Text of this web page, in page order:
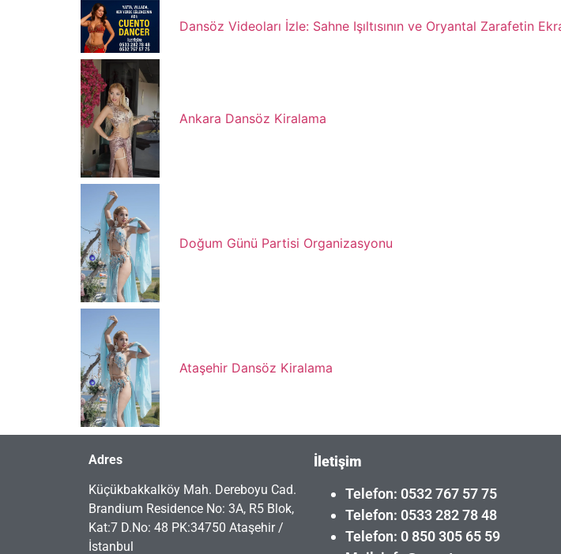
Dansöz Videoları İzle: Sahne Işıltısının ve Oryantal Zarafetin
Ankara Dansöz Kiralama
Doğum Günü Partisi Organizasyonu
Ataşehir Dansöz Kiralama
Adres
Küçükbakkalköy Mah. Dereboyu Cad.
Brandium Residence No: 3A, R5 Blok,
Kat:7 D.No: 48 PK:34750 Ataşehir /
İstanbul
İletişim
Telefon: 0532 767 57 75
Telefon: 0533 282 78 48
Telefon: 0 850 305 65 59